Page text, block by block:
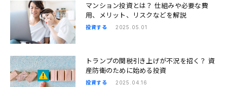
マンション投資とは？ 仕組みや必要な費
用、メリット、リスクなどを解説
投資する 2025.05.01
トランプの関税引き上げが不況を招く？ 資
産防衛のために始める投資
投資する 2025.04.16